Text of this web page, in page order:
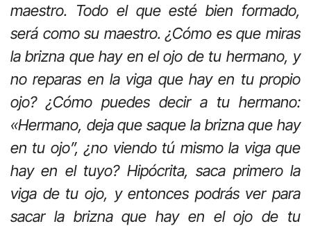
maestro. Todo el que esté bien formado,
será como su maestro. ¿Cómo es que miras
la brizna que hay en el ojo de tu hermano, y
no reparas en la viga que hay en tu propio
ojo? ¿Cómo puedes decir a tu hermano:
«Hermano, deja que saque la brizna que hay
en tu ojo”, ¿no viendo tú mismo la viga que
hay en el tuyo? Hipócrita, saca primero la
viga de tu ojo, y entonces podrás ver para
sacar la brizna que hay en el ojo de tu